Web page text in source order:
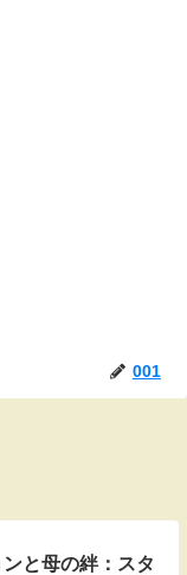
001
ンと母の絆：スタ